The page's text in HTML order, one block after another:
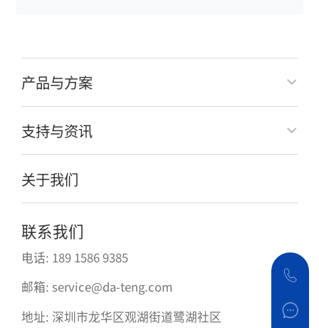
产品与方案
支持与资讯
关于我们
联系我们
电话: 189 1586 9385
邮箱: service@da-teng.com
地址: 深圳市龙华区观湖街道鹭湖社区